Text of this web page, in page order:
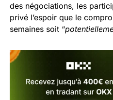
des négociations, les
privé l’espoir que le
semaines soit “